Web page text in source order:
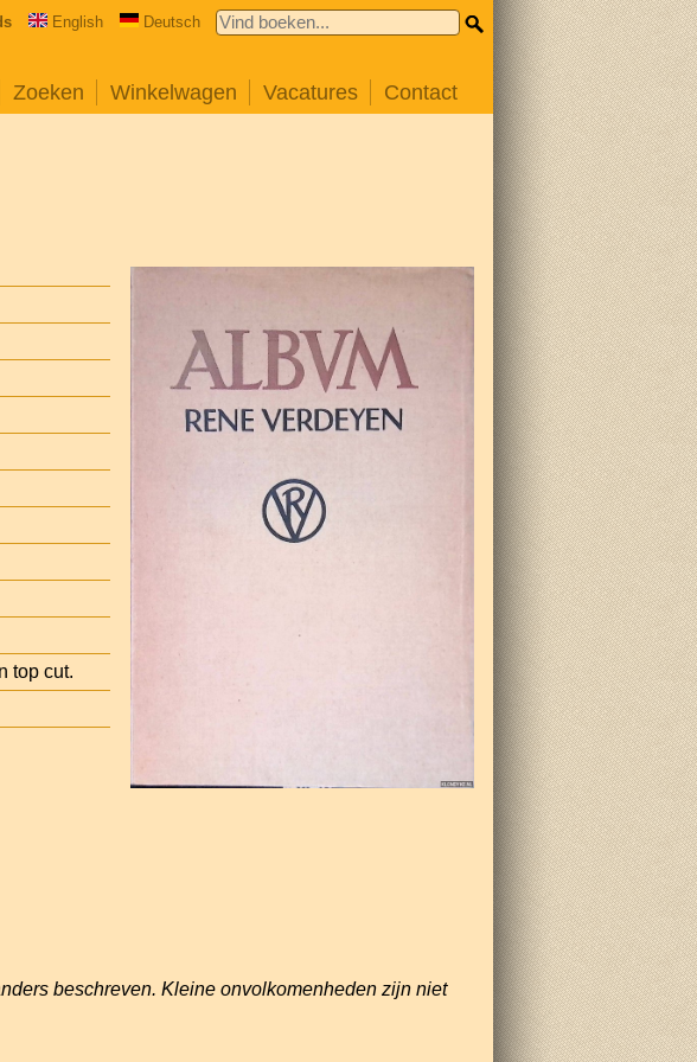
English Deutsch
Zoeken Winkelwagen Vacatures Contact
top cut.
beschreven. Kleine onvolkomenheden zijn niet